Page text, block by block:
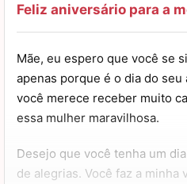
bom neste mundo. Meus
beijo!
Feliz aniversário para a
Mãe, eu espero que você se
apenas porque é o dia do
você merece receber muito
essa mulher maravilhosa.
Desejo que você tenha um
de alegrias. Você faz a